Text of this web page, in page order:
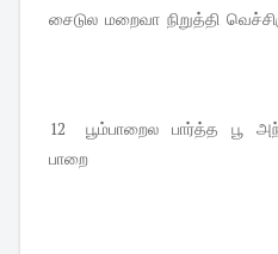
சைடுல மறைவா நிறுத்தி
12 பூம்பாறைல பார்த்த பூ
பாறை